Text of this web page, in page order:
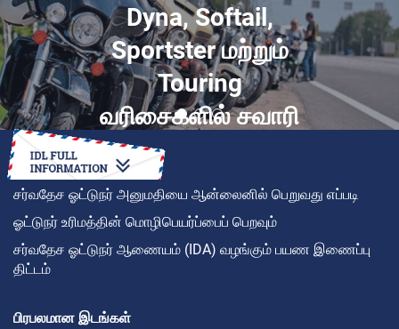
Dyna, Softail,
Sportster மற்றும்
Touring
வரிசைகளில் சவாரி
சர்வதேச ஓட்டுநர் அனுமதியை ஆன்லைனில் பெறுவது எப்படி
ஓட்டுநர் உரிமத்தின் மொழிபெயர்ப்பைப் பெறவும்
சர்வதேச ஓட்டுநர் ஆணையம் (IDA) வழங்கும் பயண இணைப்பு
திட்டம்
பிரபலமான இடங்கள்